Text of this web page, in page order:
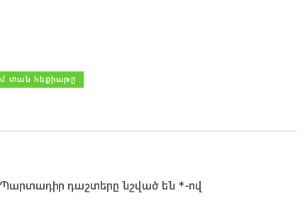
տան հեքիաթը
Պարտադիր դաշտերը նշված են *-ով